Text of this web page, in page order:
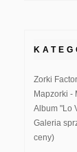
Zorki
Mapzorki -
Album "Lo
Galeria
ceny)